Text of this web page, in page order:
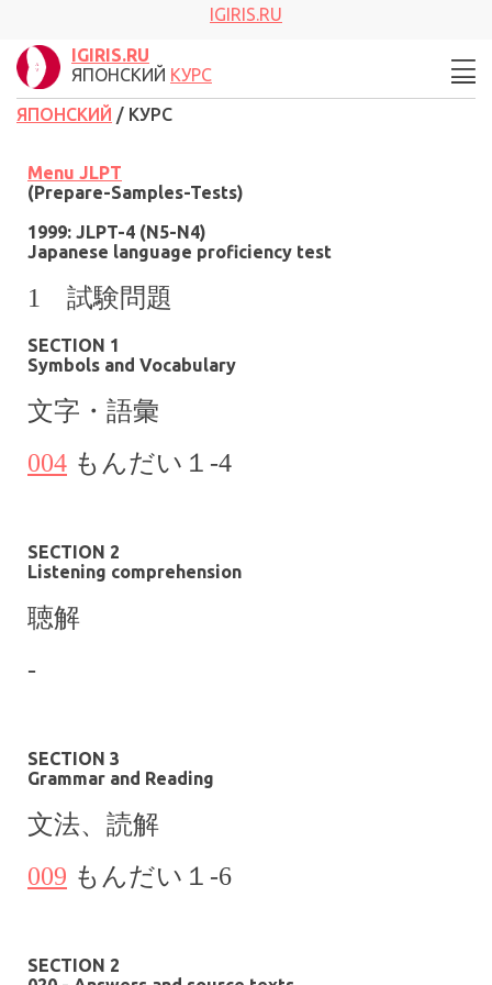
IGIRIS.RU
IGIRIS.RU
ЯПОНСКИЙ КУРС
ЯПОНСКИЙ / КУРС
Menu JLPT
(Prepare-Samples-Tests)
1999: JLPT-4 (N5-N4)
Japanese language proficiency test
1 試験問題
SECTION 1
Symbols and Vocabulary
文字・語彙
004 もんだい１ -4
SECTION 2
Listening comprehension
聴解
-
SECTION 3
Grammar and Reading
文法、 読解
009 もんだい１ -6
SECTION 2